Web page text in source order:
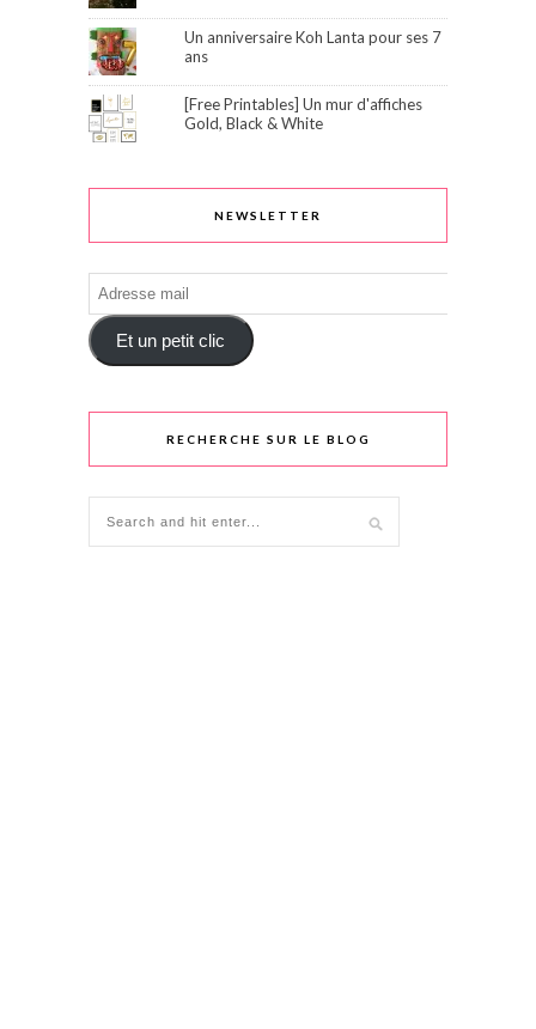
Un anniversaire Koh Lanta pour ses 7
ans
[Free Printables] Un mur d'affiches
Gold, Black & White
NEWSLETTER
Adresse
mail
Et un petit clic
RECHERCHE SUR LE BLOG